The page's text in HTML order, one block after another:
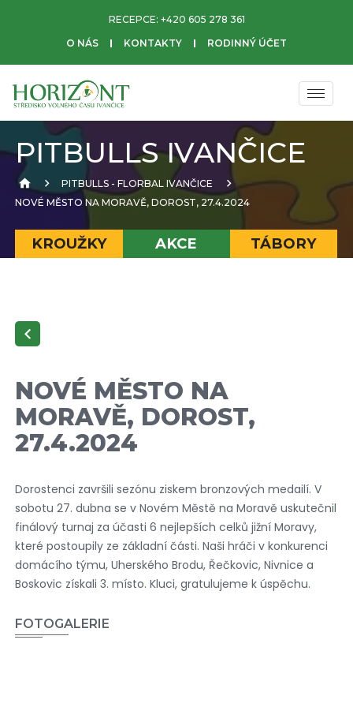
RECEPCE: +420 605 278 361
O NÁS
KONTAKTY RODINNÝ ÚČET
PITBULLS IVANČICE
PITBULLS - FLORBAL IVANČICE
NOVÉ MĚSTO NA MORAVĚ, DOROST, 27.4.2024
KROUŽKY AKCE TÁBORY
NOVÉ MĚSTO NA
MORAVĚ, DOROST,
27.4.2024
Dorostenci završili sezónu ziskem bronzových medailí. V
sobotu 27. dubna se v Novém Městě na Moravě uskutečnil
finálový turnaj za účasti 6 nejlepších celků jižní Moravy,
které postoupily ze základní části. Naši hráči v konkurenci
domácího týmu, Uherského Brodu, Řečkovic, Nivnice a
Boskovic získali 3. místo. Kluci, gratulujeme k úspěchu.
FOTOGALERIE